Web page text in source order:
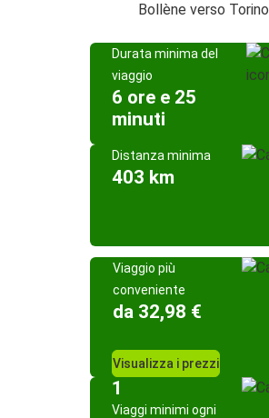
Bollène verso Torino
Durata minima del
viaggio
6 ore e 25
minuti
Distanza minima
403 km
Viaggio più
conveniente
da 32,98 €
Visualizza i prezzi
1
Viaggi minimi ogni